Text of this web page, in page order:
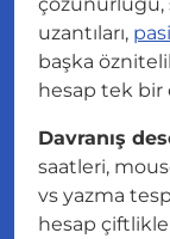
uzantıları,
başka
hesap tek bir
Davranış
saatleri,
vs yazma
hesap